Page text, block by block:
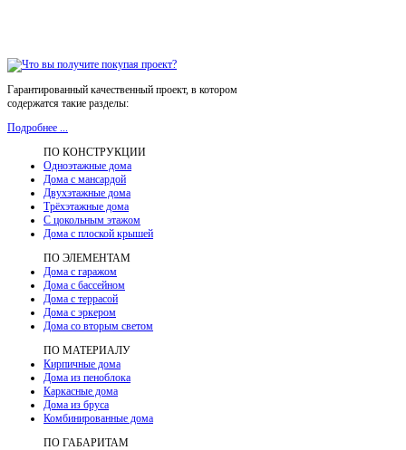
Гарантированный качественный проект, в котором
содержатся такие разделы:
Подробнее ...
ПО КОНСТРУКЦИИ
Одноэтажные дома
Дома с мансардой
Двухэтажные дома
Трёхэтажные дома
С цокольным этажом
Дома с плоской крышей
ПО ЭЛЕМЕНТАМ
Дома с гаражом
Дома с бассейном
Дома с террасой
Дома с эркером
Дома со вторым светом
ПО МАТЕРИАЛУ
Кирпичные дома
Дома из пеноблока
Каркасные дома
Дома из бруса
Комбинированные дома
ПО ГАБАРИТАМ